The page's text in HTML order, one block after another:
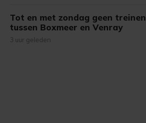
Tot en met zondag geen treinen
tussen Boxmeer en Venray
3 uur geleden